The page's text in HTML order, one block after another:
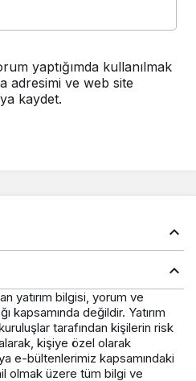
yaptığımda kullanılmak
adresimi ve web site
kaydet.
yatırım bilgisi, yorum ve
kapsamında değildir. Yatırım
tarafından kişilerin risk
kişiye özel olarak
e-bültenlerimiz kapsamındaki
olmak üzere tüm bilgi ve